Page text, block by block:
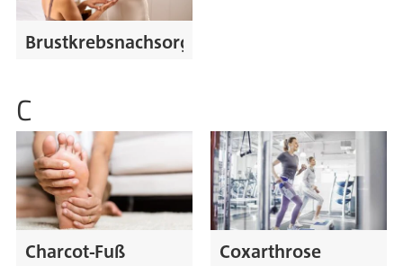
Brustkrebsnachsorge
C
Charcot-Fuß Coxarthrose